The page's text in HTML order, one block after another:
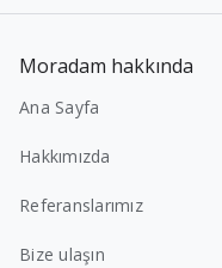
Moradam hakkında
Ana Sayfa
Hakkımızda
Referanslarımız
Bize ulaşın